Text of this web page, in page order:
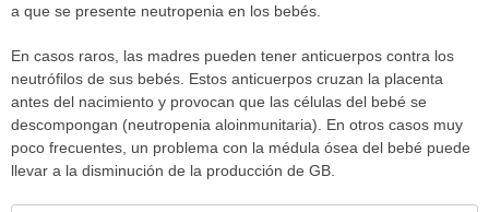
a que se presente neutropenia en los bebés.
En casos raros, las madres pueden tener anticuerpos contra los
neutrófilos de sus bebés. Estos anticuerpos cruzan la placenta
antes del nacimiento y provocan que las células del bebé se
descompongan (neutropenia aloinmunitaria). En otros casos muy
poco frecuentes, un problema con la médula ósea del bebé puede
llevar a la disminución de la producción de GB.